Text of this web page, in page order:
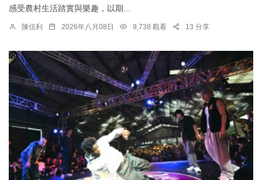
感受農村生活踏實與樂趣，以期...
陳信利 2026年八月08日 9,738 觀看 13 分享